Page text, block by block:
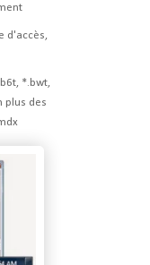
d'accès,
*.bwt,
plus des